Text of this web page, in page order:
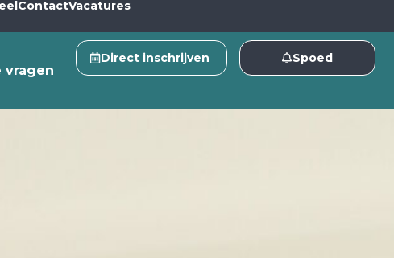
ContactVacatures
vragen
Direct inschrijven Spoed